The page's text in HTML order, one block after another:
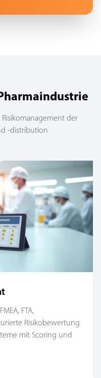
Risikomanagement der
-distribution
FTA,
Risikobewertung
mit Scoring und